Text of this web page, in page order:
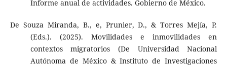
Informe anual de actividades. Gobierno de México.
De Souza Miranda, B., e, Prunier, D., & Torres Mejía, P.
(Eds.). (2025). Movilidades e inmovilidades en
contextos migratorios (De Universidad Nacional
Autónoma de México & Instituto de Investigaciones